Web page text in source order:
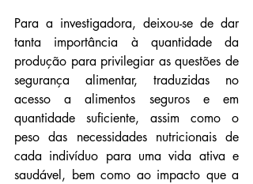
Para a investigadora, deixou-se de dar
tanta importância à quantidade da
produção para privilegiar as questões de
segurança alimentar, traduzidas no
acesso a alimentos seguros e em
quantidade suficiente, assim como o
peso das necessidades nutricionais de
cada indivíduo para uma vida ativa e
saudável, bem como ao impacto que a